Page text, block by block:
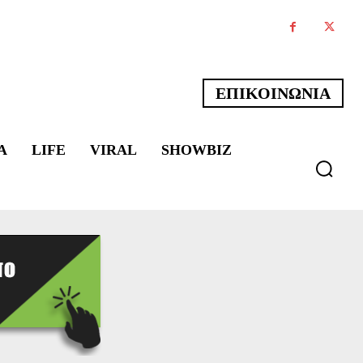
ΕΠΙΚΟΙΝΩΝΙΑ
LIFE VIRAL SHOWBIZ